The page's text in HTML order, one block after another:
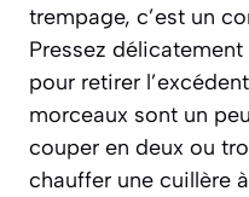
trempage, c’est un
Pressez
pour retirer
morceaux sont un
couper en deux ou
chauffer une cuillère